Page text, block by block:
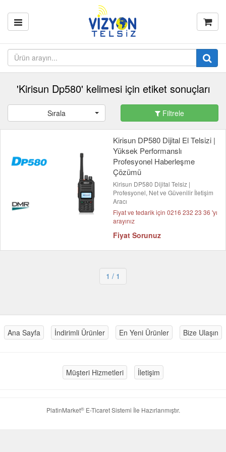
'Kirisun Dp580' kelimesi için etiket sonuçları
Sırala Filtrele
Kirisun DP580 Dijital El Telsizi |
Yüksek Performanslı
Profesyonel Haberleşme
Çözümü
Kirisun DP580 Dijital Telsiz |
Profesyonel, Net ve Güvenilir İletişim
Aracı
Fiyat ve tedarik için 0216 232 23 36 'yı
arayınız
Fiyat Sorunuz
1 / 1
Ana Sayfa İndirimli Ürünler En Yeni Ürünler Bize Ulaşın
Müşteri Hizmetleri İletişim
PlatinMarket®E-Ticaret Sistemi İle Hazırlanmıştır.